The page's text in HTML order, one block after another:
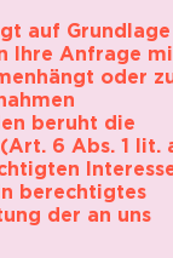
auf Grundlage
Ihre Anfrage
oder
beruht die
6 Abs. 1 lit.
berechtigtes
der an uns